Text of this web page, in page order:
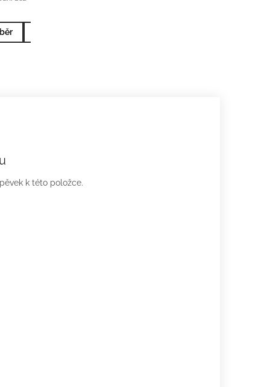
k této položce.